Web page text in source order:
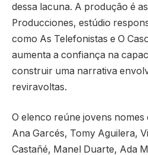
dessa lacuna. A produção é
Producciones, estúdio
como As Telefonistas e O
aumenta a confiança na
construir uma narrativa
reviravoltas.
O elenco reúne jovens
Ana Garcés, Tomy Aguilera,
Castañé, Manel Duarte, Ada